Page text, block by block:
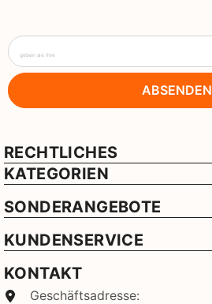
geben sie ihre
ABSENDEN
RECHTLICHES
KATEGORIEN
SONDERANGEBOTE
KUNDENSERVICE
KONTAKT
Geschäftsadresse: